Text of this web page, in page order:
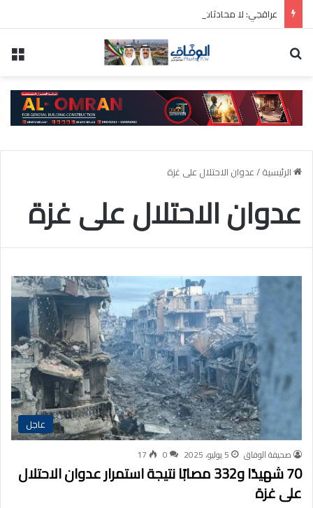
عراقجي: لا محادثات مع أمريكا ما دامت تنتهك الاتفاق المؤقت
الرئيسية/عدوان الاحتلال على غزة
عدوان الاحتلال على غزة
عاجل
صحيفة الوفاق 5 يوليو، 2025 0
17
70 شهيدًا و332 مصابًا نتيجة استمرار عدوان الاحتلال
على غزة